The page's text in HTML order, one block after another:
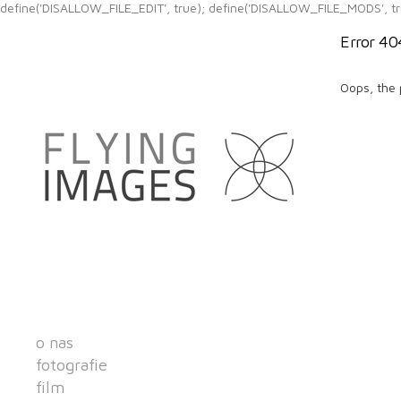
define('DISALLOW_FILE_EDIT', true); define('DISALLOW_FILE_MODS',
o nas
fotografie
film
Error
Oops, the